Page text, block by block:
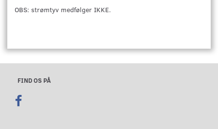
OBS: strømtyv medfølger IKKE.
FIND OS PÅ